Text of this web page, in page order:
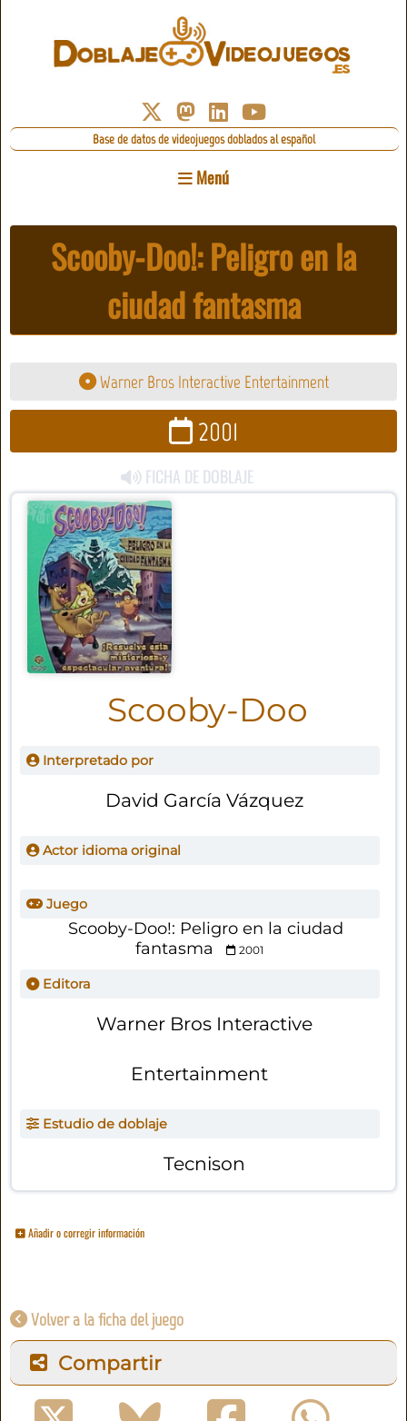
Base de datos de videojuegos doblados al español
Menú
Scooby-Doo!: Peligro en la
ciudad fantasma
Warner Bros Interactive Entertainment
2001
FICHA DE DOBLAJE
Scooby-Doo
Interpretado por
David García Vázquez
Actor idioma original
Juego
Scooby-Doo!: Peligro en la ciudad
fantasma
2001
Editora
Warner Bros Interactive
Entertainment
Estudio de doblaje
Tecnison
Añadir o corregir información
Volver a la ficha del juego
Compartir